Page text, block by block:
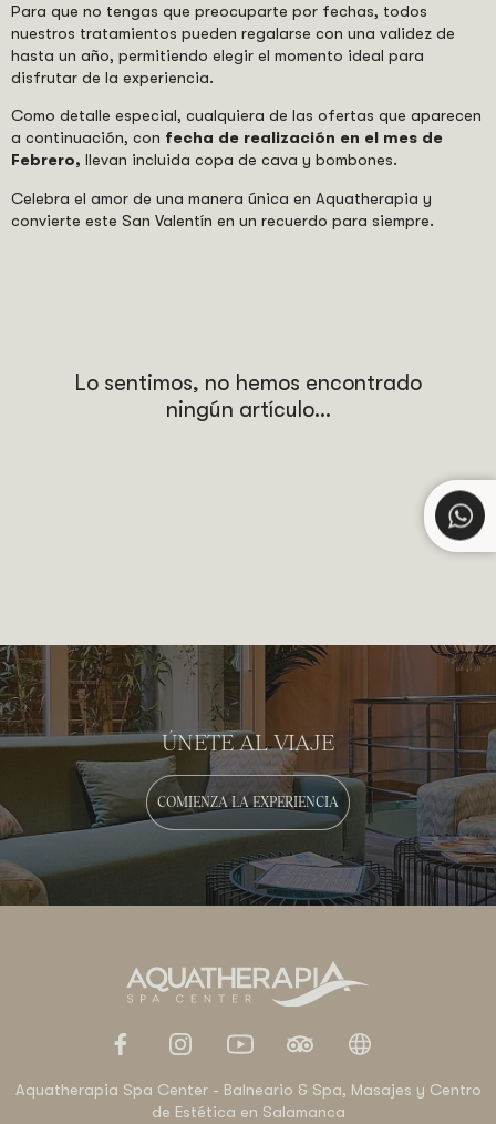
Para que no tengas que preocuparte por fechas, todos
nuestros tratamientos pueden regalarse con una validez de
hasta un año, permitiendo elegir el momento ideal para
disfrutar de la experiencia.
Como detalle especial, cualquiera de las ofertas que aparecen
a continuación, con fecha de realización en el mes de
Febrero, llevan incluida copa de cava y bombones.
Celebra el amor de una manera única en Aquatherapia y
convierte este San Valentín en un recuerdo para siempre.
Lo sentimos, no hemos encontrado
ningún artículo...
ÚNETE AL VIAJE
COMIENZA LA EXPERIENCIA
Aquatherapia Spa Center - Balneario & Spa, Masajes y Centro
de Estética en Salamanca